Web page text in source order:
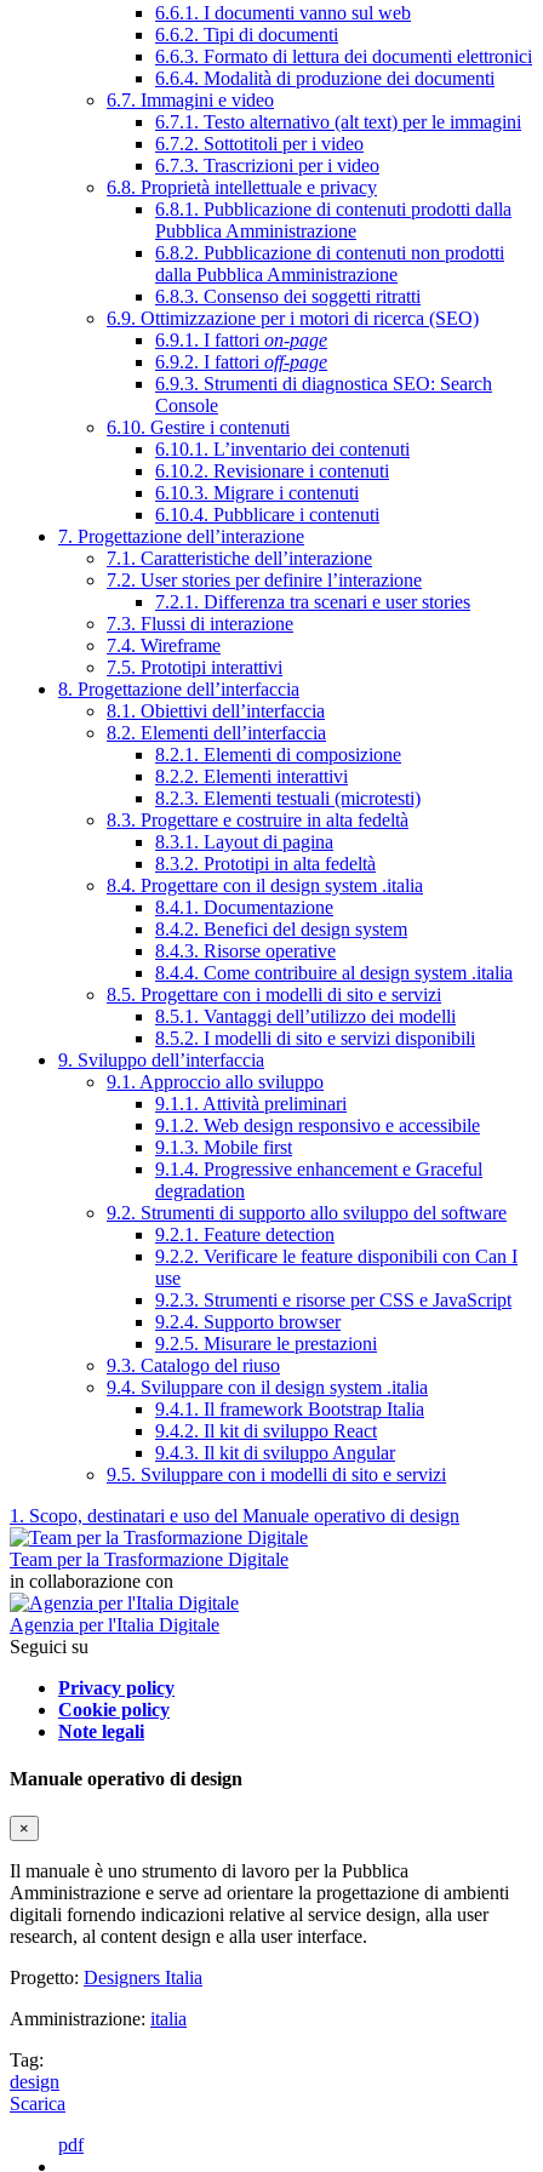
6.6.1. I documenti vanno sul web
6.6.2. Tipi di documenti
6.6.3. Formato di lettura dei documenti elettronici
6.6.4. Modalità di produzione dei documenti
6.7. Immagini e video
6.7.1. Testo alternativo (alt text) per le immagini
6.7.2. Sottotitoli per i video
6.7.3. Trascrizioni per i video
6.8. Proprietà intellettuale e privacy
6.8.1. Pubblicazione di contenuti prodotti dalla
Pubblica Amministrazione
6.8.2. Pubblicazione di contenuti non prodotti
dalla Pubblica Amministrazione
6.8.3. Consenso dei soggetti ritratti
6.9. Ottimizzazione per i motori di ricerca (SEO)
6.9.1. I fattori on-page
6.9.2. I fattori off-page
6.9.3. Strumenti di diagnostica SEO: Search
Console
6.10. Gestire i contenuti
6.10.1. L’inventario dei contenuti
6.10.2. Revisionare i contenuti
6.10.3. Migrare i contenuti
6.10.4. Pubblicare i contenuti
7. Progettazione dell’interazione
7.1. Caratteristiche dell’interazione
7.2. User stories per definire l’interazione
7.2.1. Differenza tra scenari e user stories
7.3. Flussi di interazione
7.4. Wireframe
7.5. Prototipi interattivi
8. Progettazione dell’interfaccia
8.1. Obiettivi dell’interfaccia
8.2. Elementi dell’interfaccia
8.2.1. Elementi di composizione
8.2.2. Elementi interattivi
8.2.3. Elementi testuali (microtesti)
8.3. Progettare e costruire in alta fedeltà
8.3.1. Layout di pagina
8.3.2. Prototipi in alta fedeltà
8.4. Progettare con il design system .italia
8.4.1. Documentazione
8.4.2. Benefici del design system
8.4.3. Risorse operative
8.4.4. Come contribuire al design system .italia
8.5. Progettare con i modelli di sito e servizi
8.5.1. Vantaggi dell’utilizzo dei modelli
8.5.2. I modelli di sito e servizi disponibili
9. Sviluppo dell’interfaccia
9.1. Approccio allo sviluppo
9.1.1. Attività preliminari
9.1.2. Web design responsivo e accessibile
9.1.3. Mobile first
9.1.4. Progressive enhancement e Graceful
degradation
9.2. Strumenti di supporto allo sviluppo del software
9.2.1. Feature detection
9.2.2. Verificare le feature disponibili con Can I
use
9.2.3. Strumenti e risorse per CSS e JavaScript
9.2.4. Supporto browser
9.2.5. Misurare le prestazioni
9.3. Catalogo del riuso
9.4. Sviluppare con il design system .italia
9.4.1. Il framework Bootstrap Italia
9.4.2. Il kit di sviluppo React
9.4.3. Il kit di sviluppo Angular
9.5. Sviluppare con i modelli di sito e servizi
1. Scopo, destinatari e uso del Manuale operativo di design
Team per la Trasformazione Digitale
in collaborazione con
Agenzia per l'Italia Digitale
Seguici su
Privacy policy
Cookie policy
Note legali
Manuale operativo di design
×
Il manuale è uno strumento di lavoro per la Pubblica
Amministrazione e serve ad orientare la progettazione di ambienti
digitali fornendo indicazioni relative al service design, alla user
research, al content design e alla user interface.
Progetto: Designers Italia
Amministrazione: italia
Tag:
design
Scarica
pdf